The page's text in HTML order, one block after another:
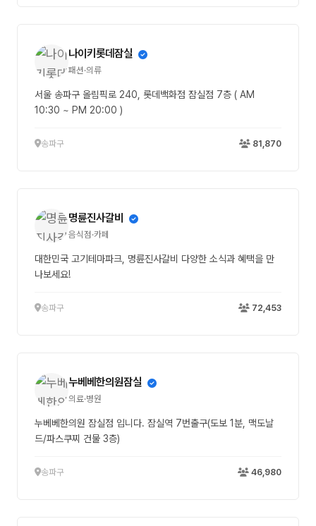
나이키롯데잠실
패션·의류
서울 송파구 올림픽로 240, 롯데백화점 잠실점 7층 ( AM
10:30 ~ PM 20:00 )
송파구 81,870
명륜진사갈비
음식점·카페
대한민국 고기테마파크, 명륜진사갈비 다양한 소식과 혜택을 만
나보세요!
송파구 72,453
누베베한의원잠실
의료·병원
누베베한의원 잠실점 입니다. 잠실역 7번출구(도보 1분, 맥도날
드/파스쿠찌 건물 3층)
송파구 46,980